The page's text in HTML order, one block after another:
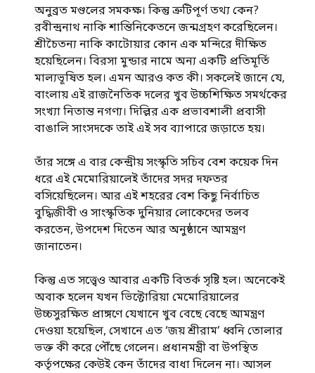
অনুব্রত মণ্ডলের সমকক্ষ। কিন্তু ত্রুটিপূর্ণ তথ্য কেন?
রবীন্দ্রনাথ নাকি শান্তিনিকেতনে জন্মগ্রহণ করেছিলেন।
শ্রীচৈতন্য নাকি কাটোয়ার কোন এক মন্দিরে দীক্ষিত
হয়েছিলেন। বিরসা মুন্ডার নামে অন্য একটি প্রতিমূর্তি
মাল্যভূষিত হল। এমন আরও কত কী। সকলেই জানে যে,
বাংলায় এই রাজনৈতিক দলের খুব উচ্চশিক্ষিত সমর্থকের
সংখ্যা নিতান্ত নগণ্য। দিল্লির এক প্রভাবশালী প্রবাসী
বাঙালি সাংসদকে তাই এই সব ব্যাপারে জড়াতে হয়।
তাঁর সঙ্গে এ বার কেন্দ্রীয় সংস্কৃতি সচিব বেশ কয়েক দিন
ধরে এই মেমোরিয়ালেই তাঁদের সদর দফতর
বসিয়েছিলেন। আর এই শহরের বেশ কিছু নির্বাচিত
বুদ্ধিজীবী ও সাংস্কৃতিক দুনিয়ার লোকেদের তলব
করতেন, উপদেশ দিতেন আর অনুষ্ঠানে আমন্ত্রণ
জানাতেন।
কিন্তু এত সত্ত্বেও আবার একটি বিতর্ক সৃষ্টি হল। অনেকেই
অবাক হলেন যখন ভিক্টোরিয়া মেমোরিয়ালের
উচ্চসুরক্ষিত প্রাঙ্গণে যেখানে খুব বেছে বেছে আমন্ত্রণ
দেওয়া হয়েছিল, সেখানে এত ‘জয় শ্রীরাম’ ধ্বনি তোলার
ভক্ত কী করে পৌঁছে গেলেন। প্রধানমন্ত্রী বা উপস্থিত
কর্তৃপক্ষের কেউই কেন তাঁদের বাধা দিলেন না। আসল